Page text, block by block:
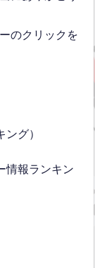
のクリックを
ング）
情報ランキン